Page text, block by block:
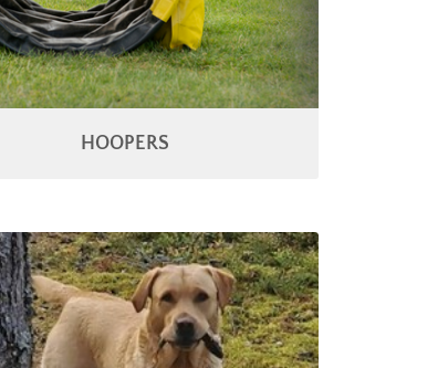
HOOPERS